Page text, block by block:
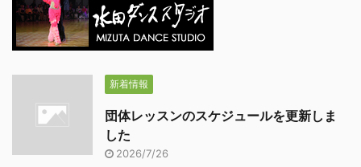
新着情報
団体レッスンのスケジュールを更新しま
した
2026/7/26